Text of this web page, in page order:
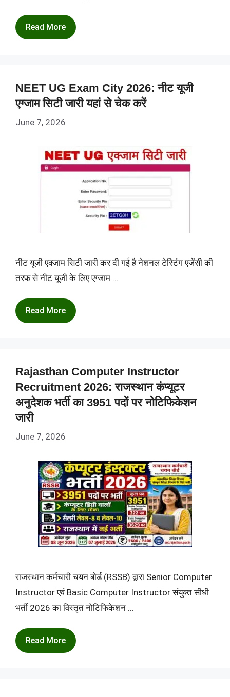
Read More
NEET UG Exam City 2026: नीट यूजी
एग्जाम सिटी जारी यहां से चेक करें
June 7, 2026
नीट यूजी एक्जाम सिटी जारी कर दी गई है नेशनल टेस्टिंग एजेंसी की
तरफ से नीट यूजी के लिए एग्जाम …
Read More
Rajasthan Computer Instructor
Recruitment 2026: राजस्थान कंप्यूटर
अनुदेशक भर्ती का 3951 पदों पर नोटिफिकेशन
जारी
June 7, 2026
राजस्थान कर्मचारी चयन बोर्ड (RSSB) द्वारा Senior Computer
Instructor एवं Basic Computer Instructor संयुक्त सीधी
भर्ती 2026 का विस्तृत नोटिफिकेशन …
Read More